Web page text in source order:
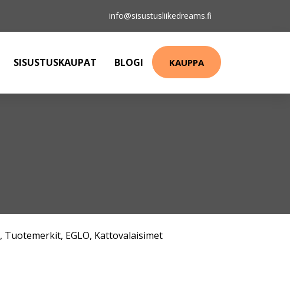
info@sisustusliikedreams.fi
SISUSTUSKAUPAT BLOGI KAUPPA
, Tuotemerkit, EGLO, Kattovalaisimet